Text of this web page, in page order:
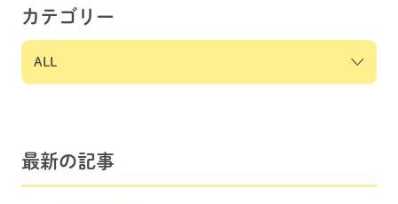
カテゴリー
最新の記事